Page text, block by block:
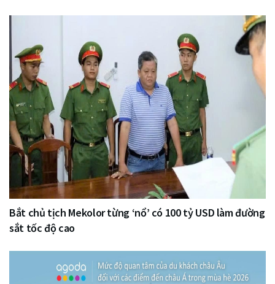
Bắt chủ tịch Mekolor từng ‘nổ’ có 100 tỷ USD làm đường
sắt tốc độ cao